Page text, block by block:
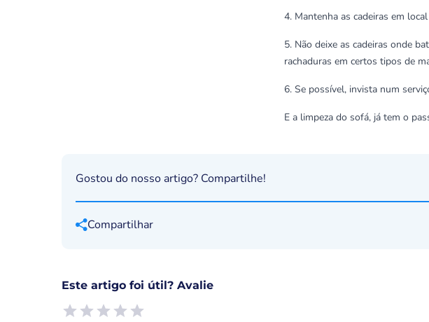
4. Mantenha as cadeiras em
5. Não deixe as cadeiras onde
rachaduras em certos tipos de
6. Se possível, invista num
E a limpeza do sofá, já tem o
Gostou do nosso artigo? Compartilhe!
Compartilhar
Este artigo foi útil? Avalie